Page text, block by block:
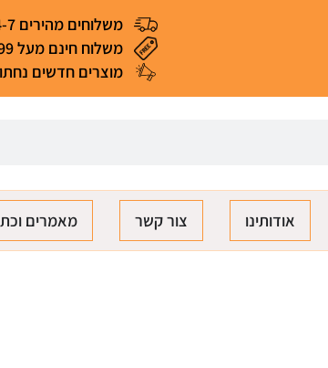
משלוחים מהירים 4-7 ימי עסקים
משלוח חינם מעל 299 ₪ (*למעט מאכלים ומוצרים רגישים)
מוצרים חדשים
אודותינו צור קשר מאמרים